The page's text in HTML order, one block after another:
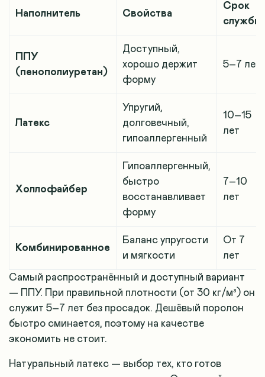
Наполнитель Свойства
Срок
службы
ППУ
(пенополиуретан)
Доступный,
хорошо держит
форму
5–7 лет
Латекс
Упругий,
долговечный,
гипоаллергенный
10–15
лет
Холлофайбер
Гипоаллергенный,
быстро
восстанавливает
форму
7–10
лет
Комбинированное
Баланс упругости
и мягкости
От 7
лет
Самый распространённый и доступный вариант
— ППУ. При правильной плотности (от 30 кг/м³) он
служит 5–7 лет без просадок. Дешёвый поролон
быстро сминается, поэтому на качестве
экономить не стоит.
Натуральный латекс — выбор тех, кто готов